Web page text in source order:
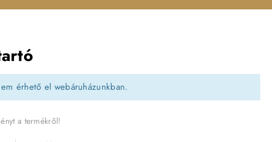
érhető el webáruházunkban.
a termékről!